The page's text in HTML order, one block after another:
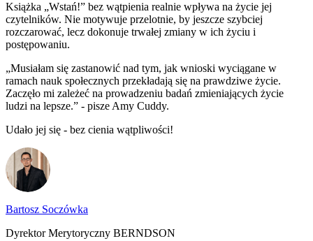
Książka „Wstań!” bez wątpienia realnie wpływa na życie jej
czytelników. Nie motywuje przelotnie, by jeszcze szybciej
rozczarować, lecz dokonuje trwałej zmiany w ich życiu i
postępowaniu.
„Musiałam się zastanowić nad tym, jak wnioski wyciągane w
ramach nauk społecznych przekładają się na prawdziwe życie.
Zaczęło mi zależeć na prowadzeniu badań zmieniających życie
ludzi na lepsze.” - pisze Amy Cuddy.
Udało jej się - bez cienia wątpliwości!
Bartosz Soczówka
Dyrektor Merytoryczny BERNDSON